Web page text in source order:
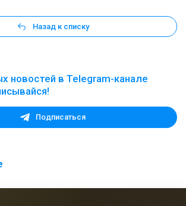
Назад к списку
новостей в Telegram-канале
Подписаться